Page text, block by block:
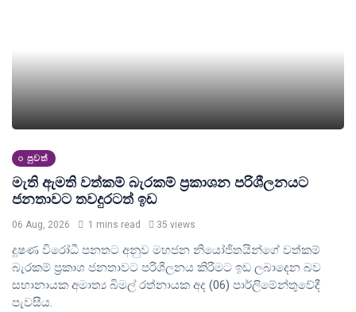
පුවත්
මැති ඇමති වත්කම් බැරකම් ප්‍රකාශන පරිශීලනයට
ජනතාවට තවදුරටත් ඉඩ
06 Aug, 2026 1 mins read 35 views
දූෂණ විරෝධී පනතට අනුව මහජන නියෝජිතයින්ගේ වත්කම්
බැරකම් ප්‍රකාශ ජනතාවට පරිශීලනය කිරීමට ඉඩ ලබාදෙන බව
සභානායක අමාත්‍ය බිමල් රත්නායක අද (06) පාර්ලිමේන්තුවේදී
පැවසීය.